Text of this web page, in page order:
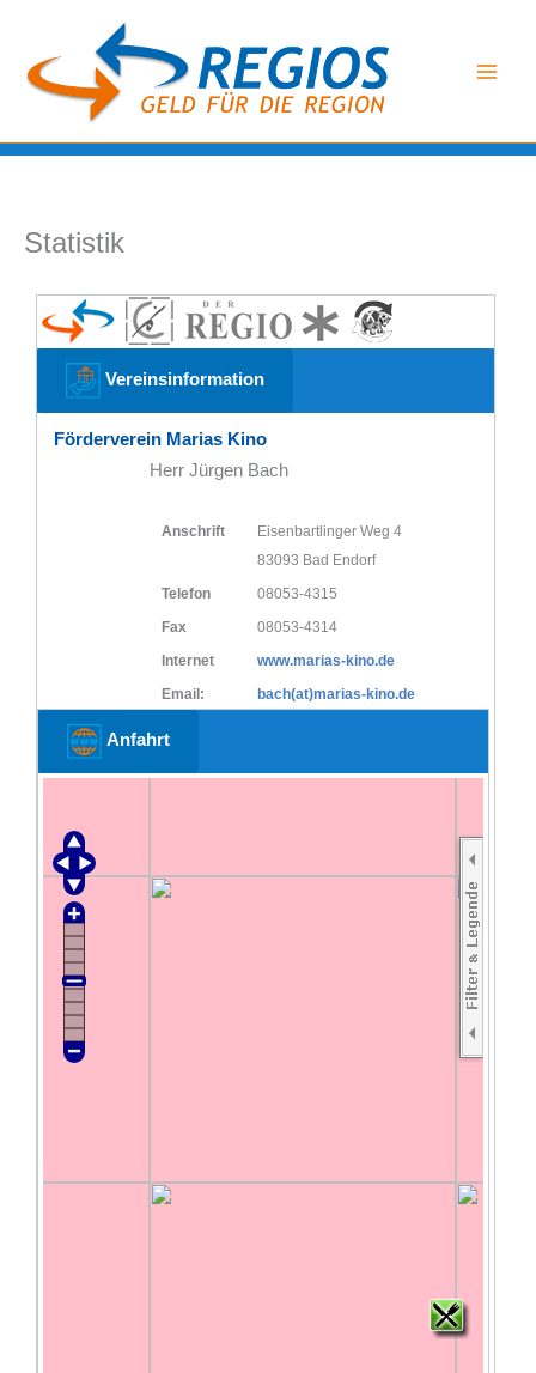
springen
Statistik
Vereinsinformation
Förderverein Marias Kino
Herr Jürgen Bach
Anschrift
Eisenbartlinger Weg 4
83093 Bad Endorf
Telefon
08053-4315
Fax
08053-4314
Internet
www.marias-kino.de
Email:
bach(at)marias-kino.de
Anfahrt